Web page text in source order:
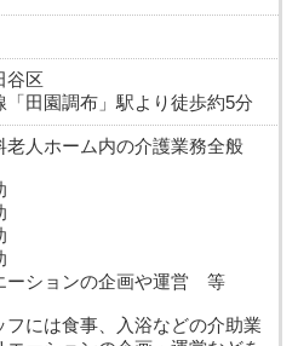
谷区
「田園調布」駅より徒歩約5分
老人ホーム内の介護業務全般
ーションの企画や運営 等
フには食事、入浴などの介助業